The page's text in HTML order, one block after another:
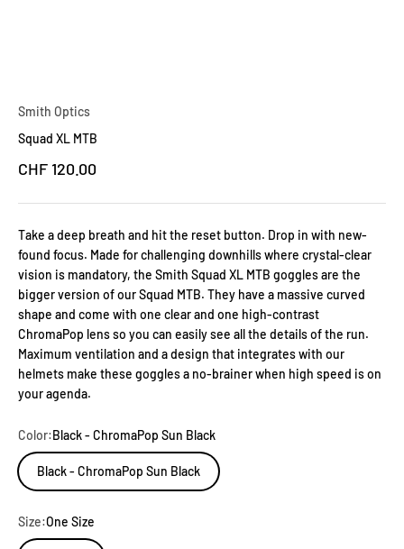
Smith Optics
Squad XL MTB
Prix de vente
CHF 120.00
Take a deep breath and hit the reset button. Drop in with new-
found focus. Made for challenging downhills where crystal-clear
vision is mandatory, the Smith Squad XL MTB goggles are the
bigger version of our Squad MTB. They have a massive curved
shape and come with one clear and one high-contrast
ChromaPop lens so you can easily see all the details of the run.
Maximum ventilation and a design that integrates with our
helmets make these goggles a no-brainer when high speed is on
your agenda.
Color:Black - ChromaPop Sun Black
Black - ChromaPop Sun Black
Size:One Size